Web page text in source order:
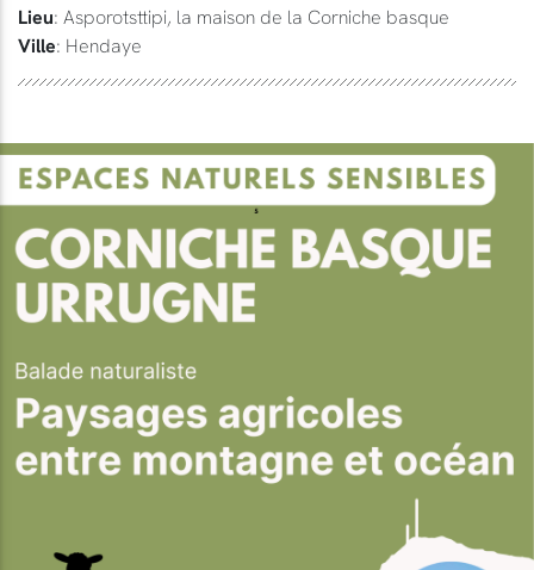
Lieu: Asporotsttipi, la maison de la Corniche basque
Ville: Hendaye